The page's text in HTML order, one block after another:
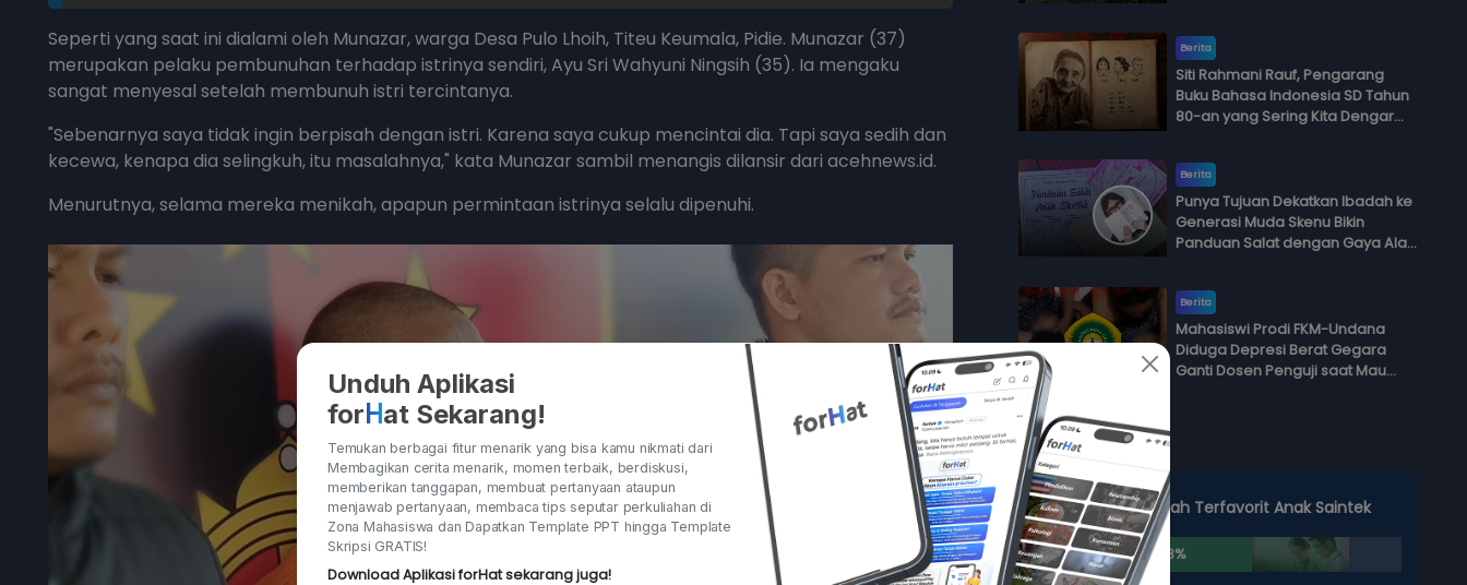
Unduh Aplikasi
forHat Sekarang!
Temukan berbagai fitur menarik yang bisa kamu nikmati dari
Membagikan cerita menarik, momen terbaik, berdiskusi,
memberikan tanggapan, membuat pertanyaan ataupun
menjawab pertanyaan, membaca tips seputar perkuliahan di
Zona Mahasiswa dan Dapatkan Template PPT hingga Template
Skripsi GRATIS!
Download Aplikasi forHat sekarang juga!
Seperti yang saat ini dialami oleh Munazar, warga Desa Pulo Lhoih, Titeu Keumala, Pidie. Munazar (37)
merupakan pelaku pembunuhan terhadap istrinya sendiri, Ayu Sri Wahyuni Ningsih (35). Ia mengaku
sangat menyesal setelah membunuh istri tercintanya.
"Sebenarnya saya tidak ingin berpisah dengan istri. Karena saya cukup mencintai dia. Tapi saya sedih dan
kecewa, kenapa dia selingkuh, itu masalahnya," kata Munazar sambil menangis dilansir dari acehnews.id.
Menurutnya, selama mereka menikah, apapun permintaan istrinya selalu dipenuhi.
Berita
Siti Rahmani Rauf, Pengarang
Buku Bahasa Indonesia SD Tahun
80-an yang Sering Kita Dengar
Adik Budi
Berita
Punya Tujuan Dekatkan Ibadah ke
Generasi Muda Skenu Bikin
Panduan Salat dengan Gaya Ala
Berita
Mahasiswi Prodi FKM-Undana
Diduga Depresi Berat Gegara
Ganti Dosen Penguji saat Mau
Polling
3 Jurusan Kuliah Terfavorit Anak Soshum
Hukum 37.5%